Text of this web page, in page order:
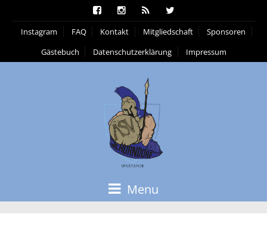
Instagram FAQ Kontakt Mitgliedschaft
Sponsoren
Gästebuch
Datenschutzerklärung Impressum
Menu